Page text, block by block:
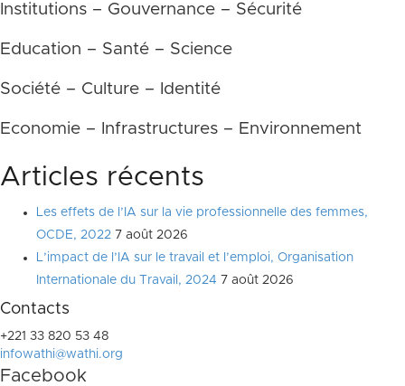
Institutions – Gouvernance – Sécurité
Education – Santé – Science
Société – Culture – Identité
Economie – Infrastructures – Environnement
Articles récents
Les effets de l’IA sur la vie professionnelle des femmes,
OCDE, 2022 7 août 2026
L’impact de l’IA sur le travail et l’emploi, Organisation
Internationale du Travail, 2024 7 août 2026
Contacts
+221 33 820 53 48
infowathi@wathi.org
Facebook